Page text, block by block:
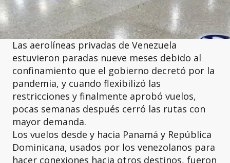
Las aerolíneas privadas de Venezuela
estuvieron paradas nueve meses debido al
confinamiento que el gobierno decretó por la
pandemia, y cuando flexibilizó las
restricciones y finalmente aprobó vuelos,
pocas semanas después cerró las rutas con
mayor demanda.
Los vuelos desde y hacia Panamá y República
Dominicana, usados por los venezolanos para
hacer conexiones hacia otros destinos, fueron